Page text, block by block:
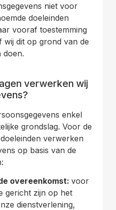
niet voor
doeleinden
vooraf toestemming
dit op grond van de
doen.
verwerken wij
enkel
grondslag. Voor de
verwerken
op basis van de
overeenkomst: voor
gericht zijn op het
dienstverlening,